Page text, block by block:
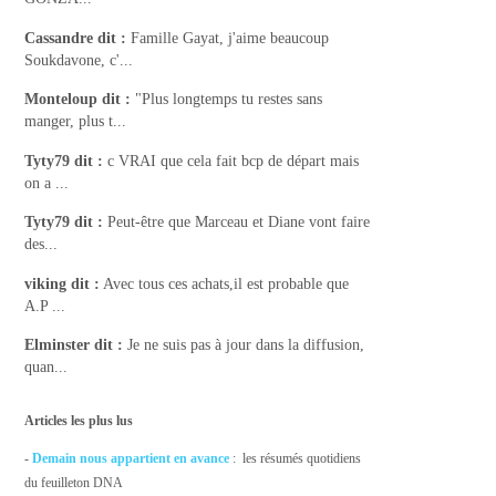
Cassandre dit : Famille Gayat, j'aime beaucoup
Soukdavone, c'...
Monteloup dit : "Plus longtemps tu restes sans
manger, plus t...
Tyty79 dit : c VRAI que cela fait bcp de départ mais
on a ...
Tyty79 dit : Peut-être que Marceau et Diane vont faire
des...
viking dit : Avec tous ces achats,il est probable que
A.P ...
Elminster dit : Je ne suis pas à jour dans la diffusion,
quan...
Articles les plus lus
-Demain nous appartient en avance : les résumés quotidiens
du feuilleton DNA